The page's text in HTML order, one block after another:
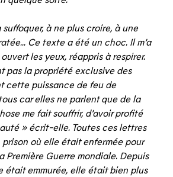
suffoquer, à ne plus croire, à une
Ce texte a été un choc. Il m’a
les yeux, réappris à respirer.
pas la propriété exclusive des
cette puissance de feu de
car elles ne parlent que de la
me fait souffrir, d’avoir profité
» écrit-elle. Toutes ces lettres
où elle était enfermée pour
Première Guerre mondiale. Depuis
était emmurée, elle était bien plus